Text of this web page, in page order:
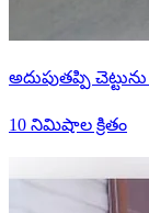
అదుపుతప్పి
10 నిమిషాల క్రితం